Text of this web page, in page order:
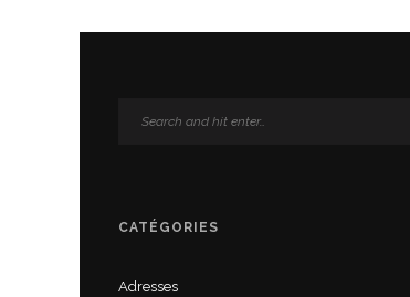
CATÉGORIES
Adresses